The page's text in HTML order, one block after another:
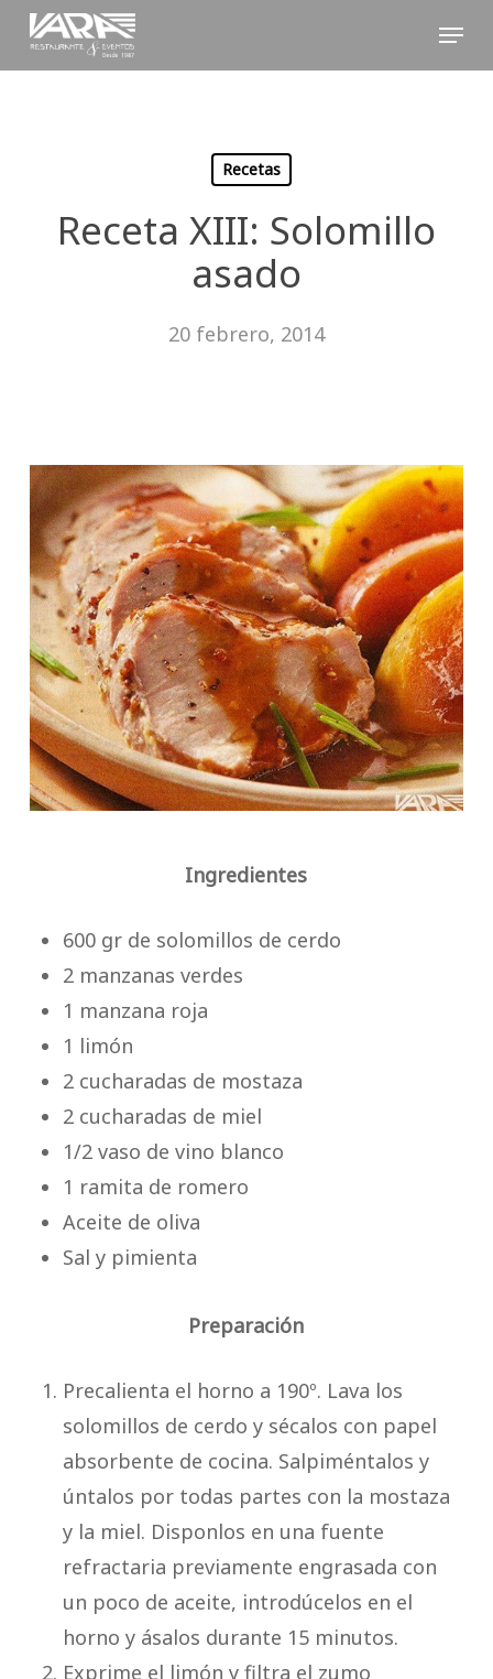
Skip
Menu
Recetas
Receta XIII: Solomillo
asado
20 febrero, 2014
Ingredientes
600 gr de solomillos de cerdo
2 manzanas verdes
1 manzana roja
1 limón
2 cucharadas de mostaza
2 cucharadas de miel
1/2 vaso de vino blanco
1 ramita de romero
Aceite de oliva
Sal y pimienta
Preparación
Precalienta el horno a 190º. Lava los
solomillos de cerdo y sécalos con papel
absorbente de cocina. Salpiméntalos y
úntalos por todas partes con la mostaza
y la miel. Disponlos en una fuente
refractaria previamente engrasada con
un poco de aceite, introdúcelos en el
horno y ásalos durante 15 minutos.
Exprime el limón y filtra el zumo
Close